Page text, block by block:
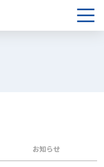
メニュ
お知らせ